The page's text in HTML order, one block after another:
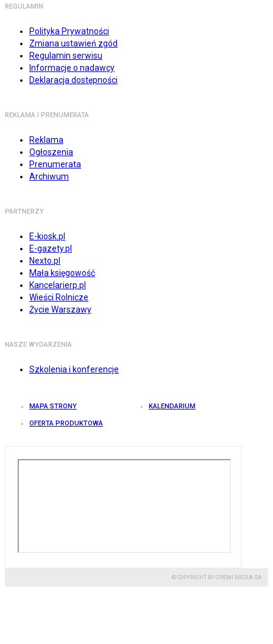
REGULAMIN
Polityka Prywatności
Zmiana ustawień zgód
Regulamin serwisu
Informacje o nadawcy
Deklaracja dostępności
REKLAMA I PRENUMERATA
Reklama
Ogłoszenia
Prenumerata
Archiwum
PARTNERZY
E-kiosk.pl
E-gazety.pl
Nexto.pl
Mała księgowość
Kancelarierp.pl
Wieści Rolnicze
Życie Warszawy
NASZE WYDARZENIA
Szkolenia i konferencje
MAPA STRONY KALENDARIUM
OFERTA PRODUKTOWA
© COPYRIGHT BY GREMI MEDIA SA